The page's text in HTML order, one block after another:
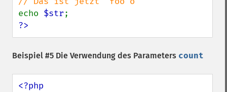
echo $str
?>
Beispiel #5 Die Verwendung des Parameters count
<?php